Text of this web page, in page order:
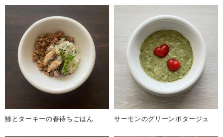
鯵とターキーの春待ちごはん サーモンのグリーンポタージュ